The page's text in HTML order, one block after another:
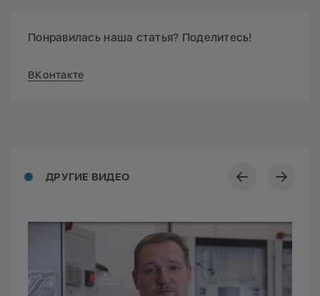
Понравилась наша статья? Поделитесь!
ВКонтакте
ДРУГИЕ ВИДЕО